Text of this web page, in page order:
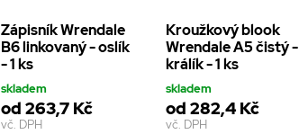
Zápisník Wrendale
B6 linkovaný - oslík
- 1 ks
skladem
od 263,7 Kč
vč. DPH
Kroužkový blook
Wrendale A5 čistý -
králík - 1 ks
skladem
od 282,4 Kč
vč. DPH